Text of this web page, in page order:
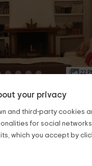
your privacy
and third-party cookies
for social
which you accept by
22